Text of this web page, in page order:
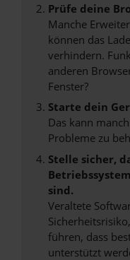
Prüfe deine
Manche
können das
verhindern.
anderen
Fenster?
Starte dein
Das kann
Probleme zu
Stelle sicher,
sind.
Veraltete
führen, dass
unterstützt